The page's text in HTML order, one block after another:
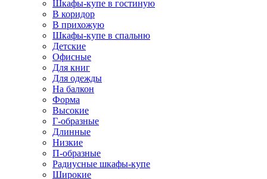
Шкафы-купе в гостиную
В коридор
В прихожую
Шкафы-купе в спальню
Детские
Офисные
Для книг
Для одежды
На балкон
Форма
Высокие
Г-образные
Длинные
Низкие
П-образные
Радиусные шкафы-купе
Широкие